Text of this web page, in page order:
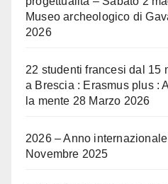
Museo archeologico di
2026
22 studenti francesi dal 15
a Brescia : Erasmus plus :
la mente 28 Marzo 2026
2026 – Anno
Novembre 2025